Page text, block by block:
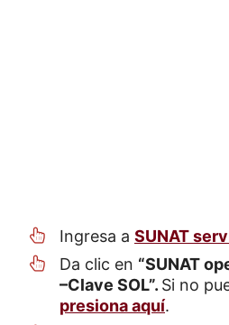
Ingresa a SUNAT
Da clic en “SUNAT
–Clave SOL”. Si no
presiona aquí.